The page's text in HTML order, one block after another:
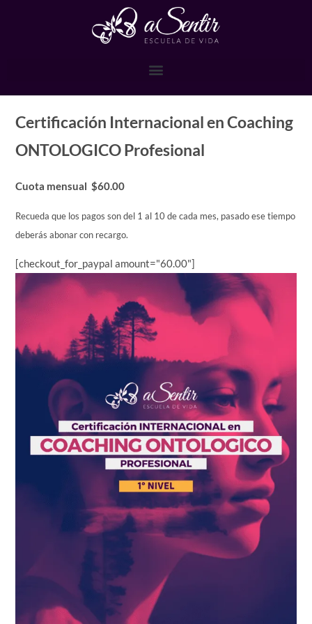
Certificación Internacional en Coaching
ONTOLOGICO Profesional
Cuota mensual$60.00
Recueda que los pagos son del 1 al 10 de cada mes, pasado ese tiempo
deberás abonar con recargo.
[checkout_for_paypal amount="60.00"]